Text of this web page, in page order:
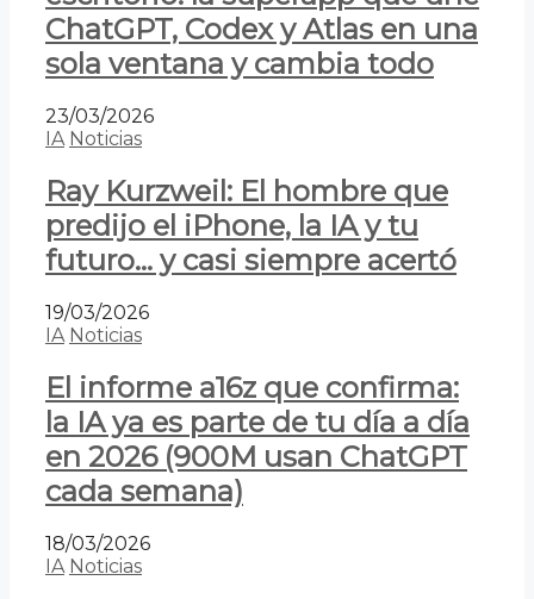
ChatGPT, Codex y Atlas en una
sola ventana y cambia todo
23/03/2026
IA Noticias
Ray Kurzweil: El hombre que
predijo el iPhone, la IA y tu
futuro… y casi siempre acertó
19/03/2026
IA Noticias
El informe a16z que confirma:
la IA ya es parte de tu día a día
en 2026 (900M usan ChatGPT
cada semana)
18/03/2026
IA Noticias